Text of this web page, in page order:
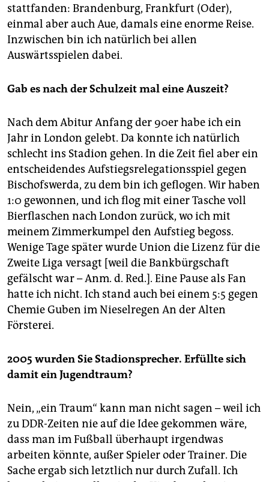
stattfanden: Brandenburg, Frankfurt (Oder),
einmal aber auch Aue, damals eine enorme Reise.
Inzwischen bin ich natürlich bei allen
Auswärtsspielen dabei.
Gab es nach der Schulzeit mal eine Auszeit?
Nach dem Abitur Anfang der 90er habe ich ein
Jahr in London gelebt. Da konnte ich natürlich
schlecht ins Stadion gehen. In die Zeit fiel aber ein
entscheidendes Aufstiegsrelegationsspiel gegen
Bischofswerda, zu dem bin ich geflogen. Wir haben
1:0 gewonnen, und ich flog mit einer Tasche voll
Bierflaschen nach London zurück, wo ich mit
meinem Zimmerkumpel den Aufstieg begoss.
Wenige Tage später wurde Union die Lizenz für die
Zweite Liga versagt [weil die Bankbürgschaft
gefälscht war – Anm. d. Red.]. Eine Pause als Fan
hatte ich nicht. Ich stand auch bei einem 5:5 gegen
Chemie Guben im Nieselregen An der Alten
Försterei.
2005 wurden Sie Stadionsprecher. Erfüllte sich
damit ein Jugendtraum?
Nein, „ein Traum“ kann man nicht sagen – weil ich
zu DDR-Zeiten nie auf die Idee gekommen wäre,
dass man im Fußball überhaupt irgendwas
arbeiten könnte, außer Spieler oder Trainer. Die
Sache ergab sich letztlich nur durch Zufall. Ich